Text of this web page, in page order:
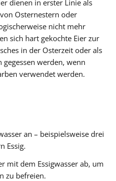
dienen in erster Linie als
Osternestern oder
nicht mehr
sich hart gekochte Eier zur
in der Osterzeit oder als
gegessen werden, wenn
verwendet werden.
an – beispielsweise drei
Essig.
mit dem Essigwasser ab, um
zu befreien.